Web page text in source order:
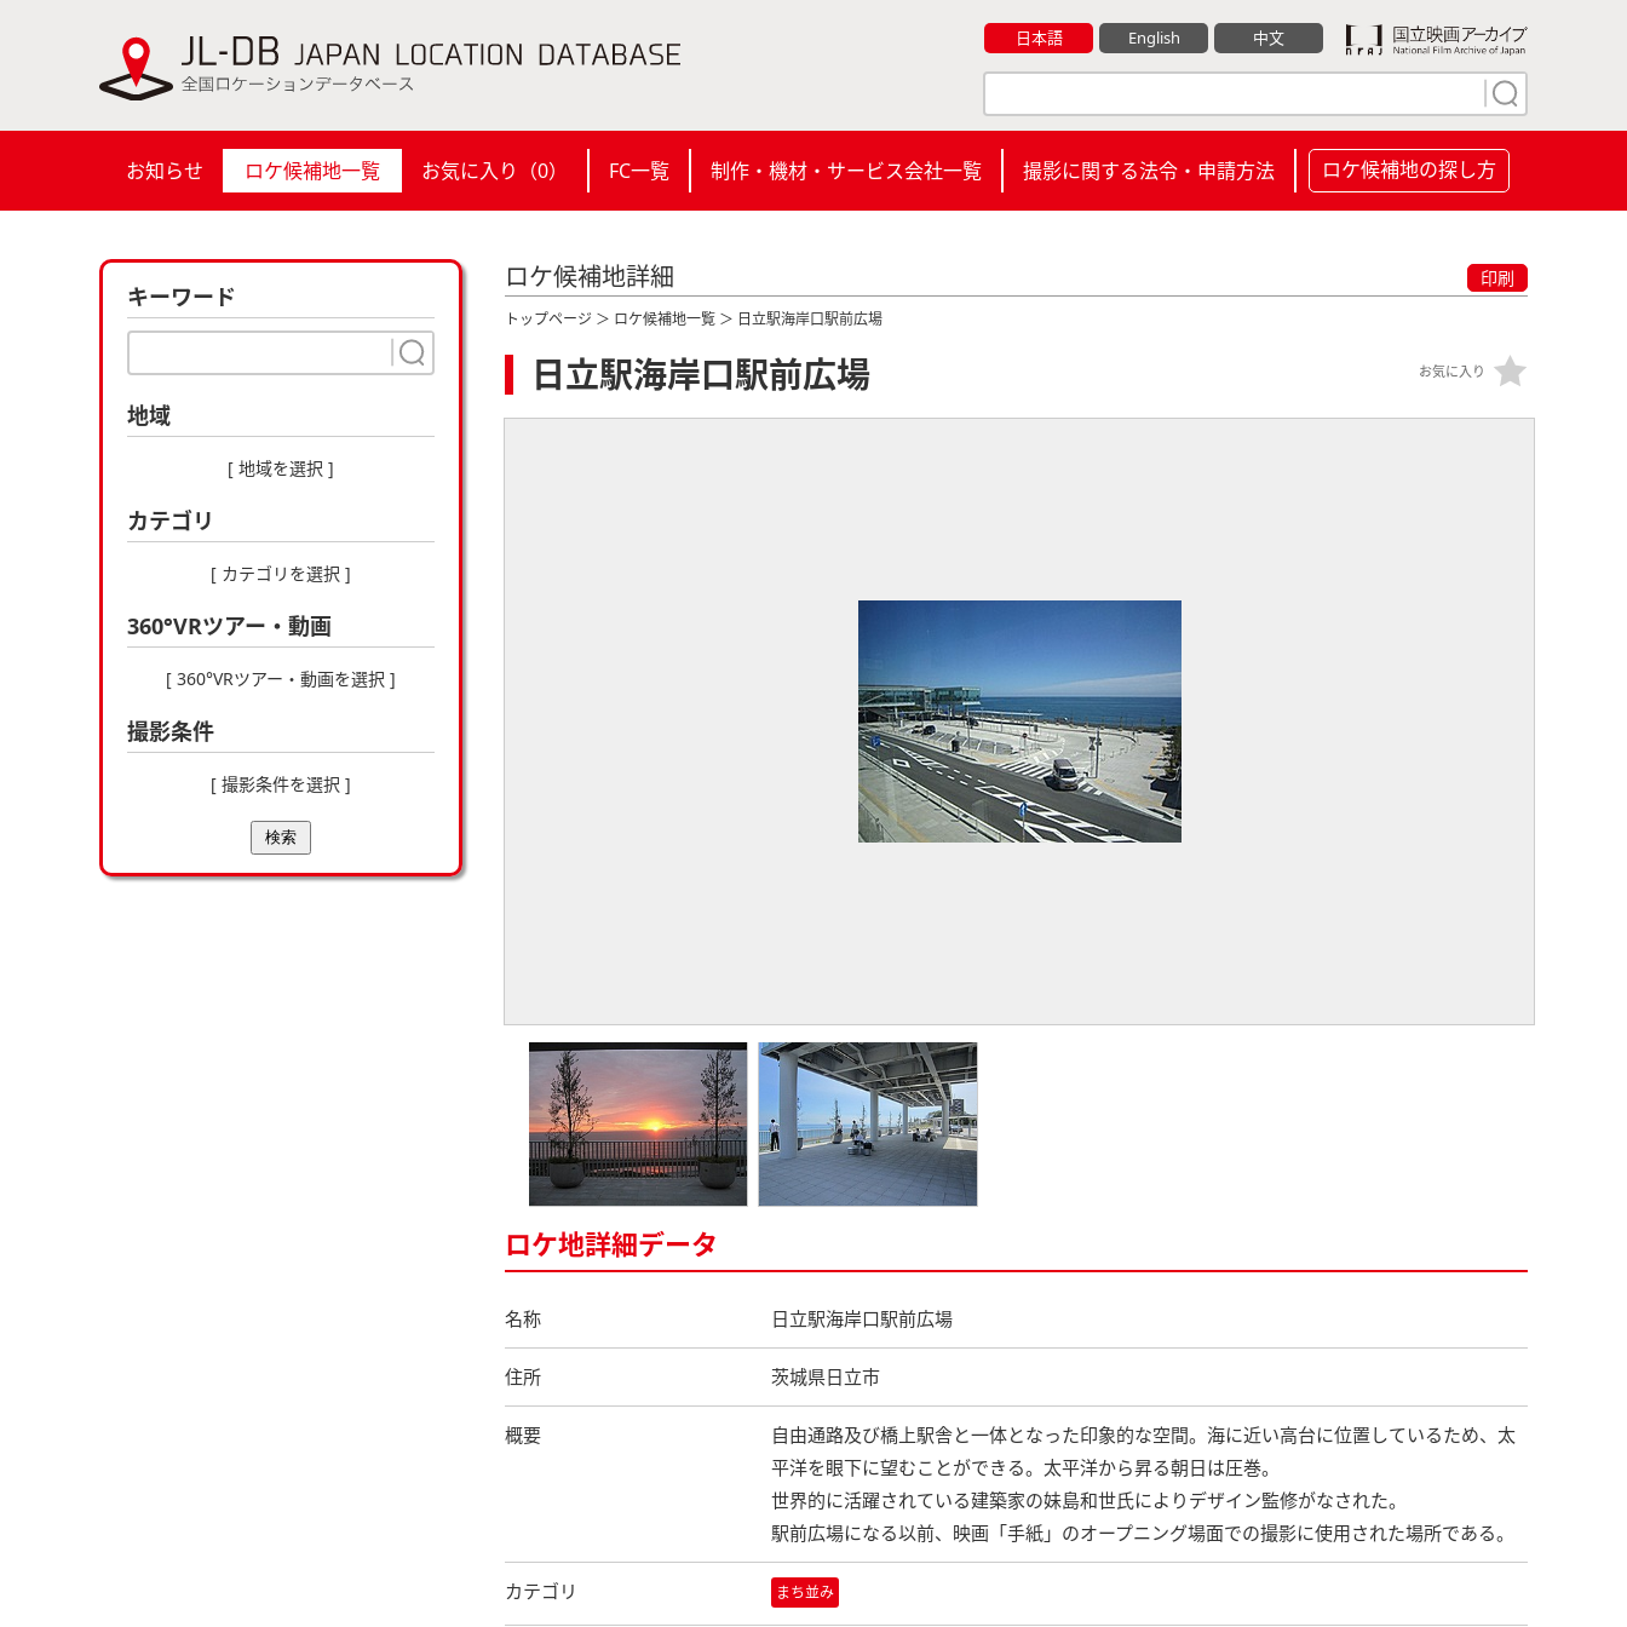
日本語 English 中文
お知らせ ロケ候補地一覧 お気に入り（0） FC一覧 制作・機材・サービス会社一覧 撮影に関する法令・申請方法 ロケ候補地の探し方
キーワード
地域
[ 地域を選択 ]
カテゴリ
[ カテゴリを選択 ]
360°VRツアー・動画
[ 360°VRツアー・動画を選択 ]
撮影条件
[ 撮影条件を選択 ]
検索
ロケ候補地詳細 印刷
トップページ ＞ ロケ候補地一覧 ＞ 日立駅海岸口駅前広場
日立駅海岸口駅前広場 お気に入り
ロケ地詳細データ
名称 日立駅海岸口駅前広場
住所 茨城県日立市
概要
自由通路及び橋上駅舎と一体となった印象的な空間。海に近い高台に位置しているため、太
平洋を眼下に望むことができる。太平洋から昇る朝日は圧巻。
世界的に活躍されている建築家の妹島和世氏によりデザイン監修がなされた。
駅前広場になる以前、映画「手紙」のオープニング場面での撮影に使用された場所である。
カテゴリ まち並み